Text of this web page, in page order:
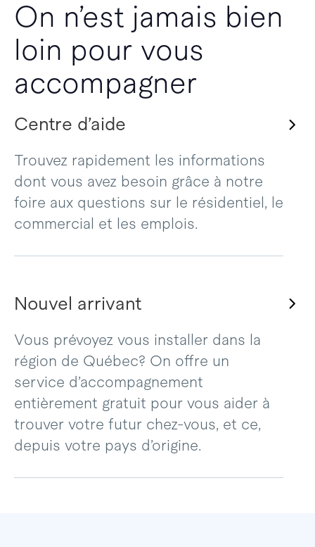
On n’est jamais bien
loin pour vous
accompagner
Centre d’aide
Trouvez rapidement les informations
dont vous avez besoin grâce à notre
foire aux questions sur le résidentiel, le
commercial et les emplois.
Nouvel arrivant
Vous prévoyez vous installer dans la
région de Québec? On offre un
service d’accompagnement
entièrement gratuit pour vous aider à
trouver votre futur chez-vous, et ce,
depuis votre pays d’origine.